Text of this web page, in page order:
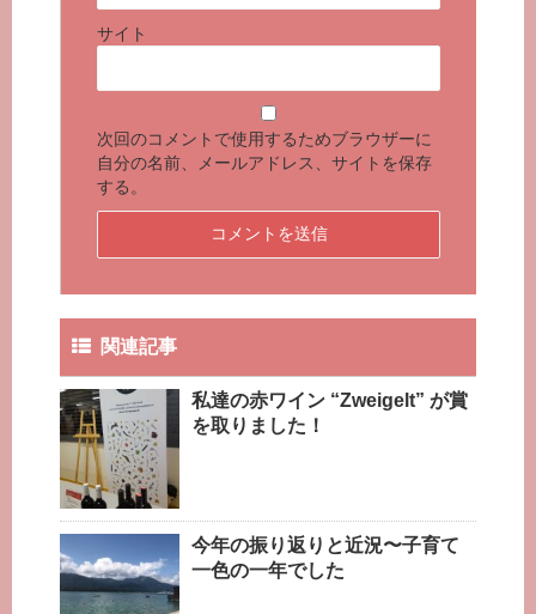
サイト
次回のコメントで使用するためブラウザーに
自分の名前、メールアドレス、サイトを保存
する。
関連記事
私達の赤ワイン “Zweigelt” が賞
を取りました！
今年の振り返りと近況〜子育て
一色の一年でした